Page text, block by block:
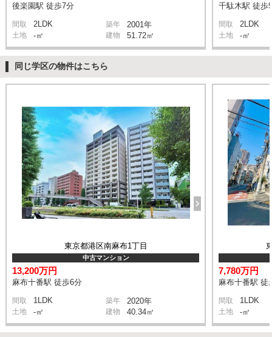
後楽園駅 徒歩7分
間取 2LDK 築年 2001年
土地 -㎡ 建物 51.72㎡
千駄木駅 徒歩
間取 2LDK
土地 -㎡
同じ学区の物件はこちら
東京都港区南麻布1丁目
中古マンション
13,200万円
麻布十番駅 徒歩6分
間取 1LDK 築年 2020年
土地 -㎡ 建物 40.34㎡
7,780万円
麻布十番駅 徒
間取 1LDK
土地 -㎡